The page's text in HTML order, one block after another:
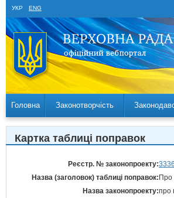
УКР ENG
Головна Законотворчість
Картка таблиці поправок
Реєстр. № законопроекту:3336
Назва (заголовок) таблиці поправок: Про
Назва законопроекту:про